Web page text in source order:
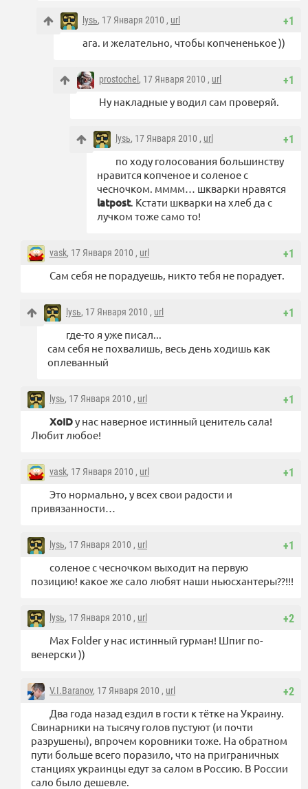
+1
lysь, 17 Января 2010 , url
ага. и желательно, чтобы копчененькое ))
+1
prostochel, 17 Января 2010 , url
Ну накладные у водил сам проверяй.
+1
lysь, 17 Января 2010 , url
по ходу голосования большинству
нравится копченое и соленое с
чесночком. мммм… шкварки нравятся
latpost. Кстати шкварки на хлеб да с
лучком тоже само то!
+1
vask, 17 Января 2010 , url
Сам себя не порадуешь, никто тебя не порадует.
+1
lysь, 17 Января 2010 , url
где-то я уже писал...
сам себя не похвалишь, весь день ходишь как
оплеванный
+1
lysь, 17 Января 2010 , url
XoIDу нас наверное истинный ценитель сала!
Любит любое!
+1
vask, 17 Января 2010 , url
Это нормально, у всех свои радости и
привязанности…
+1
lysь, 17 Января 2010 , url
соленое с чесночком выходит на первую
позицию! какое же сало любят наши ньюсхантеры??!!!
+2
lysь, 17 Января 2010 , url
Max Folder у нас истинный гурман! Шпиг по-
венерски ))
+2
V.I.Baranov, 17 Января 2010 , url
Два года назад ездил в гости к тётке на Украину.
Свинарники на тысячу голов пустуют (и почти
разрушены), впрочем коровники тоже. На обратном
пути больше всего поразило, что на приграничных
станциях украинцы едут за салом в Россию. В России
сало было дешевле.